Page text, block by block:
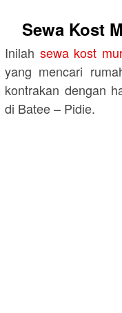
Sewa Kost
Inilah sewa kost
yang mencari
kontrakan dengan
di Batee – Pidie.